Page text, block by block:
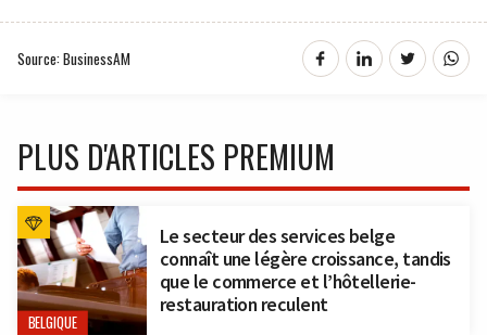
Source: BusinessAM
PLUS D'ARTICLES PREMIUM
BELGIQUE
Le secteur des services belge
connaît une légère croissance, tandis
que le commerce et l’hôtellerie-
restauration reculent